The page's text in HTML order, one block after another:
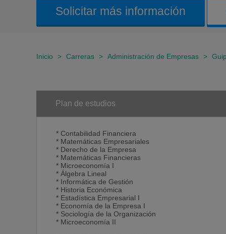
Solicitar más información
Inicio > Carreras > Administración de Empresas >
Plan de estudios
* Contabilidad Financiera
* Matemáticas Empresariales
* Derecho de la Empresa
* Matemáticas Financieras
* Microeconomía I
* Álgebra Lineal
* Informática de Gestión
* Historia Económica
* Estadística Empresarial I
* Economía de la Empresa I
* Sociología de la Organización
* Microeconomía II